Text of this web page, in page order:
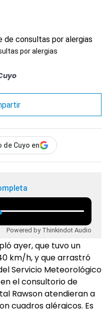
por alergias
de Cuyo en
Powered by Thinkindot Audio
ayer, que tuvo un
km/h, y que arrastró
Servicio Meteorológico
el consultorio de
Rawson atendieran a
cuadros alérgicos. Es